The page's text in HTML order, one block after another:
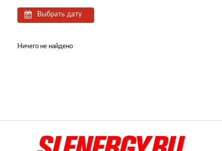
Выбрать дату
Ничего не найдено